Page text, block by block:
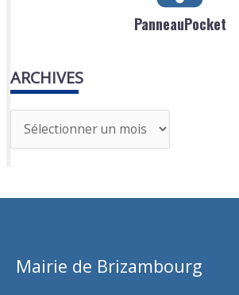
PanneauPocket
ARCHIVES
r
h
Mairie de Brizambourg